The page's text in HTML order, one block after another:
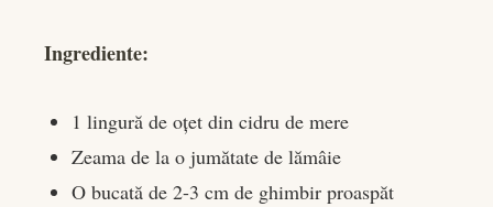
Ingrediente:
1 lingură de oțet din cidru de mere
Zeama de la o jumătate de lămâie
O bucată de 2-3 cm de ghimbir proaspăt